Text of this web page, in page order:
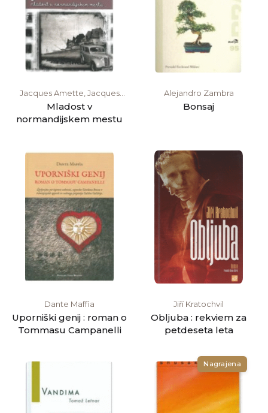
Jacques Amette, Jacques
Amette
Mladost v
normandijskem mestu
Alejandro Zambra
Bonsaj
Dante Maffìa
Uporniški genij : roman o
Tommasu Campanelli
Jiří Kratochvil
Obljuba : rekviem za
petdeseta leta
Nagrajena